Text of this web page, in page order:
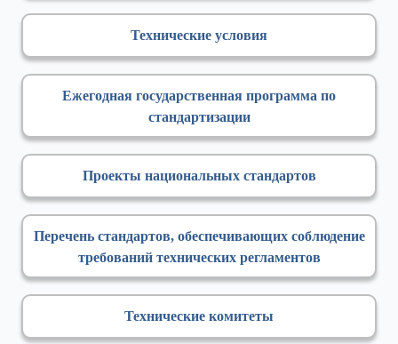
Технические условия
Ежегодная государственная программа по
стандартизации
Проекты национальных стандартов
Перечень стандартов, обеспечивающих соблюдение
требований технических регламентов
Технические комитеты